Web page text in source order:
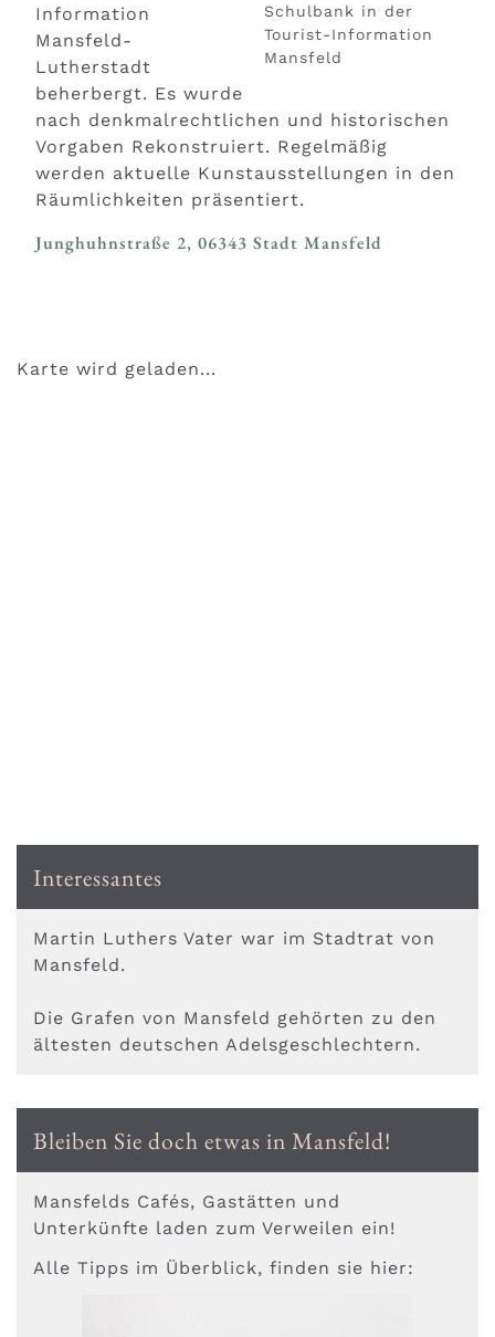
Schulbank in der
Tourist-Information
Mansfeld
Information
Mansfeld-
Lutherstadt
beherbergt. Es wurde
nach denkmalrechtlichen und historischen
Vorgaben Rekonstruiert. Regelmäßig
werden aktuelle Kunstausstellungen in den
Räumlichkeiten präsentiert.
Junghuhnstraße 2, 06343 Stadt Mansfeld
Karte wird geladen...
Interessantes
Martin Luthers Vater war im Stadtrat von
Mansfeld.
Die Grafen von Mansfeld gehörten zu den
ältesten deutschen Adelsgeschlechtern.
Bleiben Sie doch etwas in Mansfeld!
Mansfelds Cafés, Gastätten und
Unterkünfte laden zum Verweilen ein!
Alle Tipps im Überblick, finden sie hier: